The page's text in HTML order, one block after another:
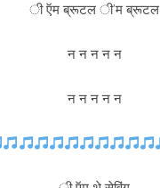
ी ऍम ब्रूटल ी’म ब्रूटल
न न न न न
न न न न न